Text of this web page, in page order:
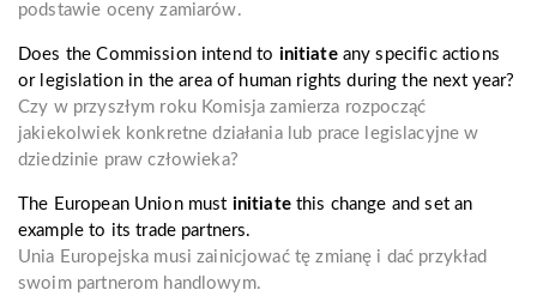
podstawie oceny zamiarów.
Does the Commission intend to initiateany specific actions
or legislation in the area of human rights during the next year?
Czy w przyszłym roku Komisja zamierza rozpocząć
jakiekolwiek konkretne działania lub prace legislacyjne w
dziedzinie praw człowieka?
The European Union must initiatethis change and set an
example to its trade partners.
Unia Europejska musi zainicjować tę zmianę i dać przykład
swoim partnerom handlowym.